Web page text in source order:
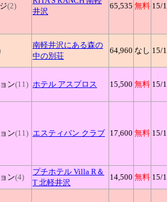
(2)
井沢
65,535 無料 15/
南軽井沢にある森の
中の別荘
64,960 なし 15/
ン(11) ホテル アスプロス 15,500 無料 15/
ン(11) エスティバン クラブ 17,600 無料 15/
ン(4)
プチホテル Villa R＆
T 北軽井沢
14,500 無料 15/